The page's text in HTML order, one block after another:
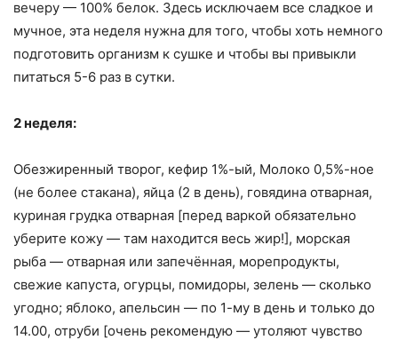
вечеру — 100% белок. Здесь исключаем все сладкое и
мучное, эта неделя нужна для того, чтобы хоть немного
подготовить организм к сушке и чтобы вы привыкли
питаться 5-6 раз в сутки.
2 неделя:
Обезжиренный творог, кефир 1%-ый, Молоко 0,5%-ное
(не более стакана), яйца (2 в день), говядина отварная,
куриная грудка отварная [перед варкой обязательно
уберите кожу — там находится весь жир!], морская
рыба — отварная или запечённая, морепродукты,
свежие капуста, огурцы, помидоры, зелень — сколько
угодно; яблоко, апельсин — по 1-му в день и только до
14.00, отруби [очень рекомендую — утоляют чувство